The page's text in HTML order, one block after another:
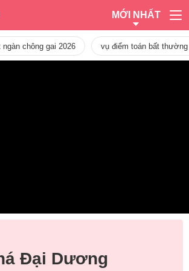
MỚI NHẤT
chông gai 2026 vụ điểm toán bất
Đại Dương